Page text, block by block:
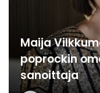
Maija
poprockin
sanoittaja